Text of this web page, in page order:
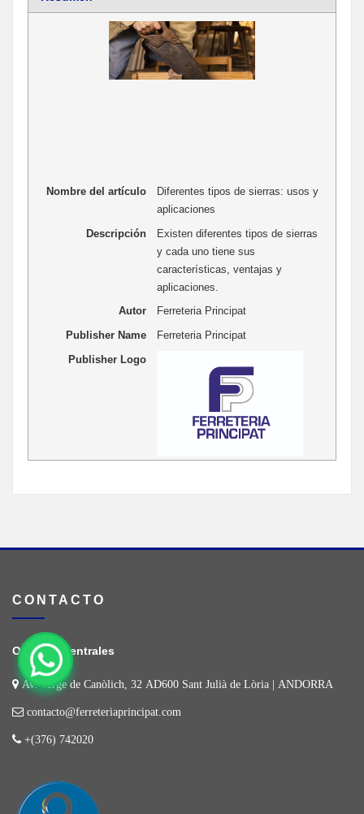
Nombre del artículo
Diferentes tipos de sierras: usos y
aplicaciones
Descripción
Existen diferentes tipos de sierras
y cada uno tiene sus
características, ventajas y
aplicaciones.
Autor
Ferreteria Principat
Publisher Name
Ferreteria Principat
Publisher Logo
CONTACTO
Oficinas Centrales
Av. Verge de Canòlich, 32 AD600 Sant Julià de Lòria | ANDORRA
contacto@ferreteriaprincipat.com
+(376) 742020